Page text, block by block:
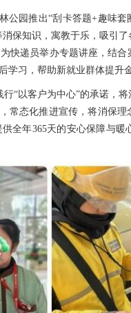
公园推出“刮卡答题+趣味
保知识，寓教于乐，吸引
快递员举办专题讲座，结
学习，帮助新就业群体提升
行“以客户为中心”的承诺，
常态化推进宣传，将消保
全年365天的安心保障与